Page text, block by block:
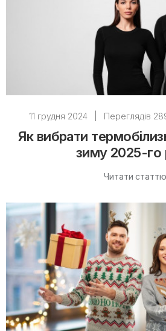
11 грудня 2024 Переглядів
Як вибрати
зиму 2025-го
Читати статтю